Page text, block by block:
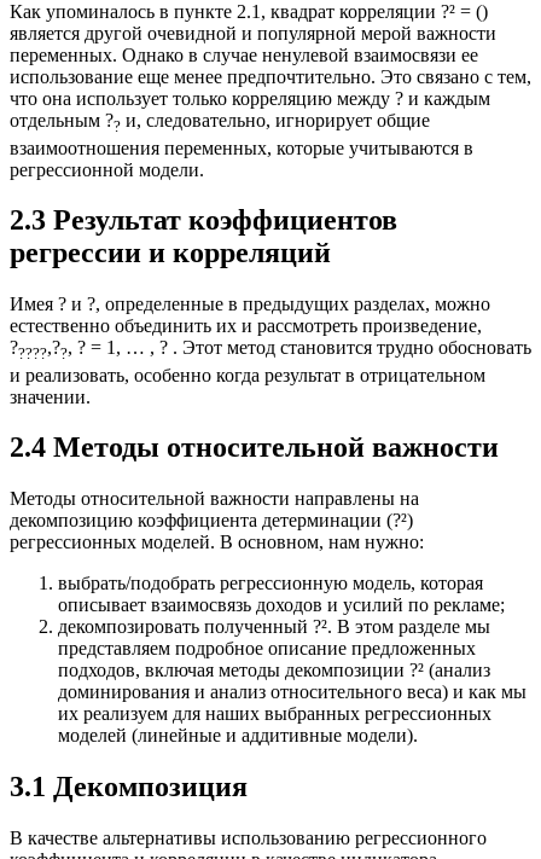
Как упоминалось в пункте 2.1, квадрат корреляции ?² = ()
является другой очевидной и популярной мерой важности
переменных. Однако в случае ненулевой взаимосвязи ее
использование еще менее предпочтительно. Это связано с тем,
что она использует только корреляцию между ? и каждым
отдельным ?? и, следовательно, игнорирует общие
взаимоотношения переменных, которые учитываются в
регрессионной модели.
2.3 Результат коэффициентов
регрессии и корреляций
Имея ? и ?, определенные в предыдущих разделах, можно
естественно объединить их и рассмотреть произведение,
?????,??, ? = 1, … , ? . Этот метод становится трудно обосновать
и реализовать, особенно когда результат в отрицательном
значении.
2.4 Методы относительной важности
Методы относительной важности направлены на
декомпозицию коэффициента детерминации (?²)
регрессионных моделей. В основном, нам нужно:
выбрать/подобрать регрессионную модель, которая
описывает взаимосвязь доходов и усилий по рекламе;
декомпозировать полученный ?². В этом разделе мы
представляем подробное описание предложенных
подходов, включая методы декомпозиции ?² (анализ
доминирования и анализ относительного веса) и как мы
их реализуем для наших выбранных регрессионных
моделей (линейные и аддитивные модели).
3.1 Декомпозиция
В качестве альтернативы использованию регрессионного